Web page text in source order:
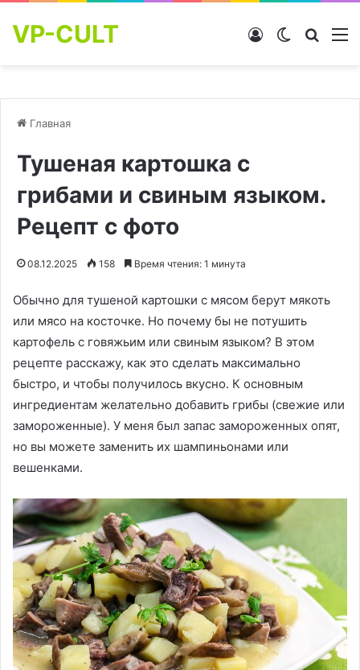
VP-CULT Switch skin
Войти
Главная
Тушеная картошка с
грибами и свиным языком.
Рецепт с фото
08.12.2025 158 Время чтения: 1 минута
Обычно для тушеной картошки с мясом берут мякоть
или мясо на косточке. Но почему бы не потушить
картофель с говяжьим или свиным языком? В этом
рецепте расскажу, как это сделать максимально
быстро, и чтобы получилось вкусно. К основным
ингредиентам желательно добавить грибы (свежие или
замороженные). У меня был запас замороженных опят,
но вы можете заменить их шампиньонами или
вешенками.